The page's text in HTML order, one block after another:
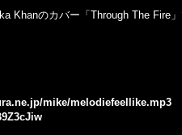
Khanのカバー「Through The Fire
mike/melodiefeellike.mp3